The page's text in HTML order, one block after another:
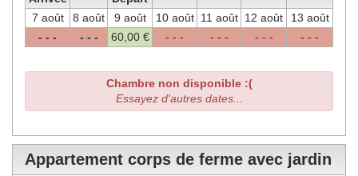
7 août
8 août 9 août 10 août 11 août 12 août
13 août
- - -
- - - 60,00€ - - - - - - - - - - - -
Chambre non disponible :(
Essayez d'autres dates...
Appartement corps de ferme avec jardin